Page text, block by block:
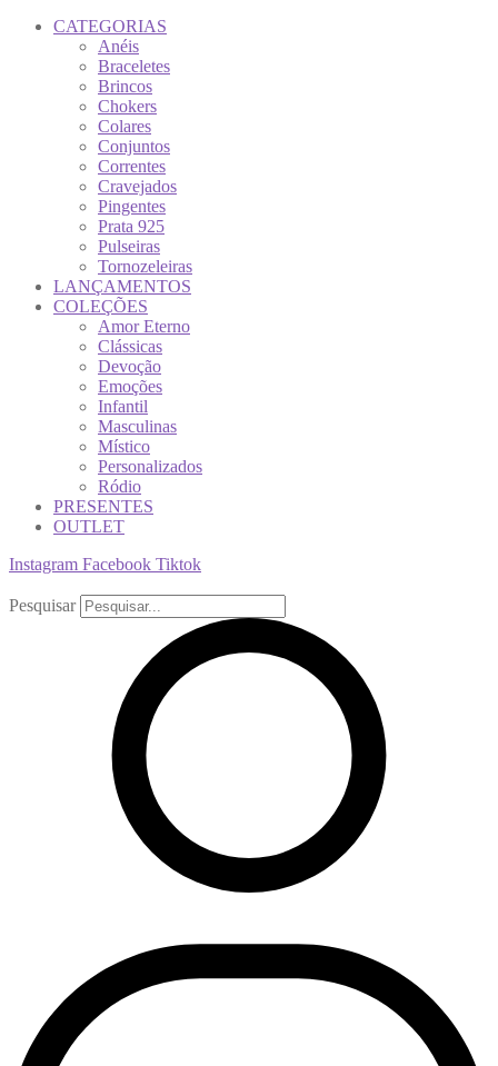
CATEGORIAS
Anéis
Braceletes
Brincos
Chokers
Colares
Conjuntos
Correntes
Cravejados
Pingentes
Prata 925
Pulseiras
Tornozeleiras
LANÇAMENTOS
COLEÇÕES
Amor Eterno
Clássicas
Devoção
Emoções
Infantil
Masculinas
Místico
Personalizados
Ródio
PRESENTES
OUTLET
Instagram Facebook Tiktok
Pesquisar